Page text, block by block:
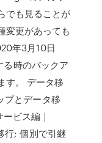
でも見ることが
変更があっても
年3月10日
時のバックア
す。 データ移
プとデータ移
ビス編｜
行; 個別で引継